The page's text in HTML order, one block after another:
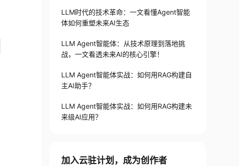
LLM时代的技术革命：一文看懂Agent智能
体如何重塑未来AI生态
LLM Agent智能体：从技术原理到落地挑
战，一文看透未来AI的核心引擎！
LLM Agent智能体实战：如何用RAG构建自
主AI助手？
LLM Agent智能体实战：如何用RAG构建未
来级AI应用？
加入云驻计划，成为创作者